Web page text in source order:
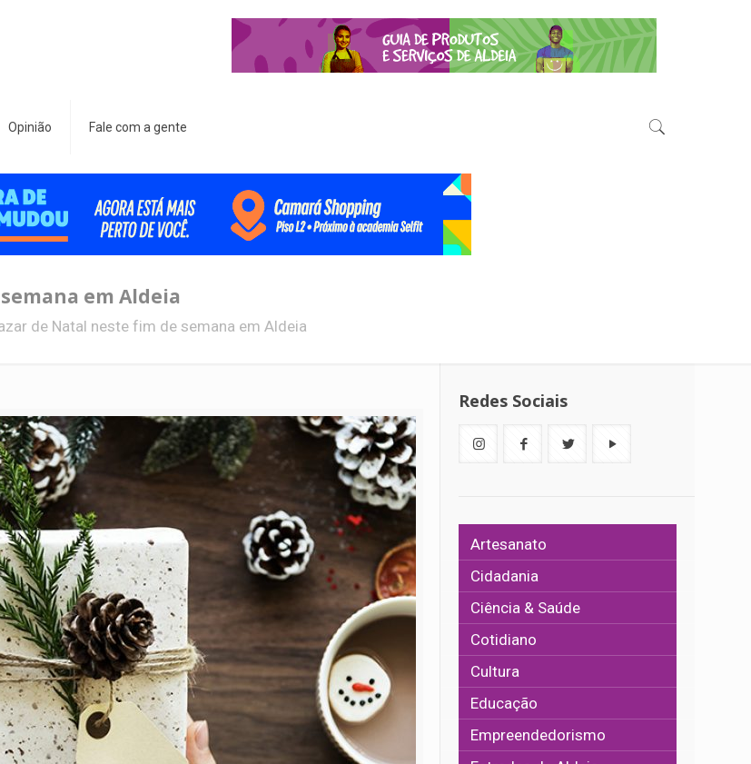
Opinião Fale com a gente
em Aldeia
de Natal neste fim de semana em Aldeia
Redes Sociais
Artesanato
Cidadania
Ciência & Saúde
Cotidiano
Cultura
Educação
Empreendedorismo